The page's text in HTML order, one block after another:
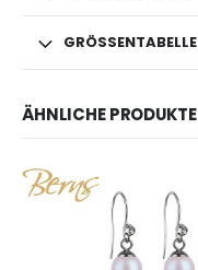
GRÖSSENTABELLE
ÄHNLICHE PRODUKTE